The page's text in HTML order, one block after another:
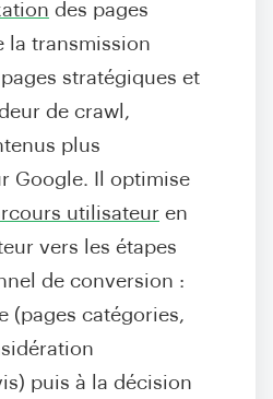
des pages
la transmission
stratégiques et
de crawl,
plus
Google. Il optimise
utilisateur en
vers les étapes
de conversion :
(pages catégories,
puis à la décision